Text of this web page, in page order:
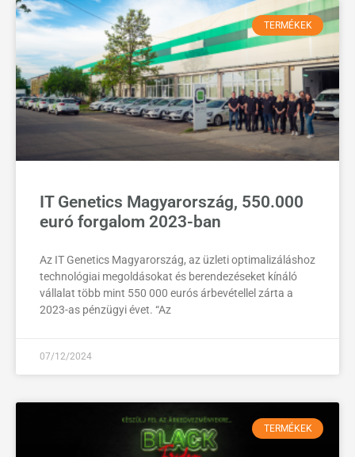
TERMÉKEK
IT Genetics Magyarország, 550.000
euró forgalom 2023-ban
Az IT Genetics Magyarország, az üzleti optimalizáláshoz
technológiai megoldásokat és berendezéseket kínáló
vállalat több mint 550 000 eurós árbevétellel zárta a
2023-as pénzügyi évet. “Az
07/12/2024
TERMÉKEK